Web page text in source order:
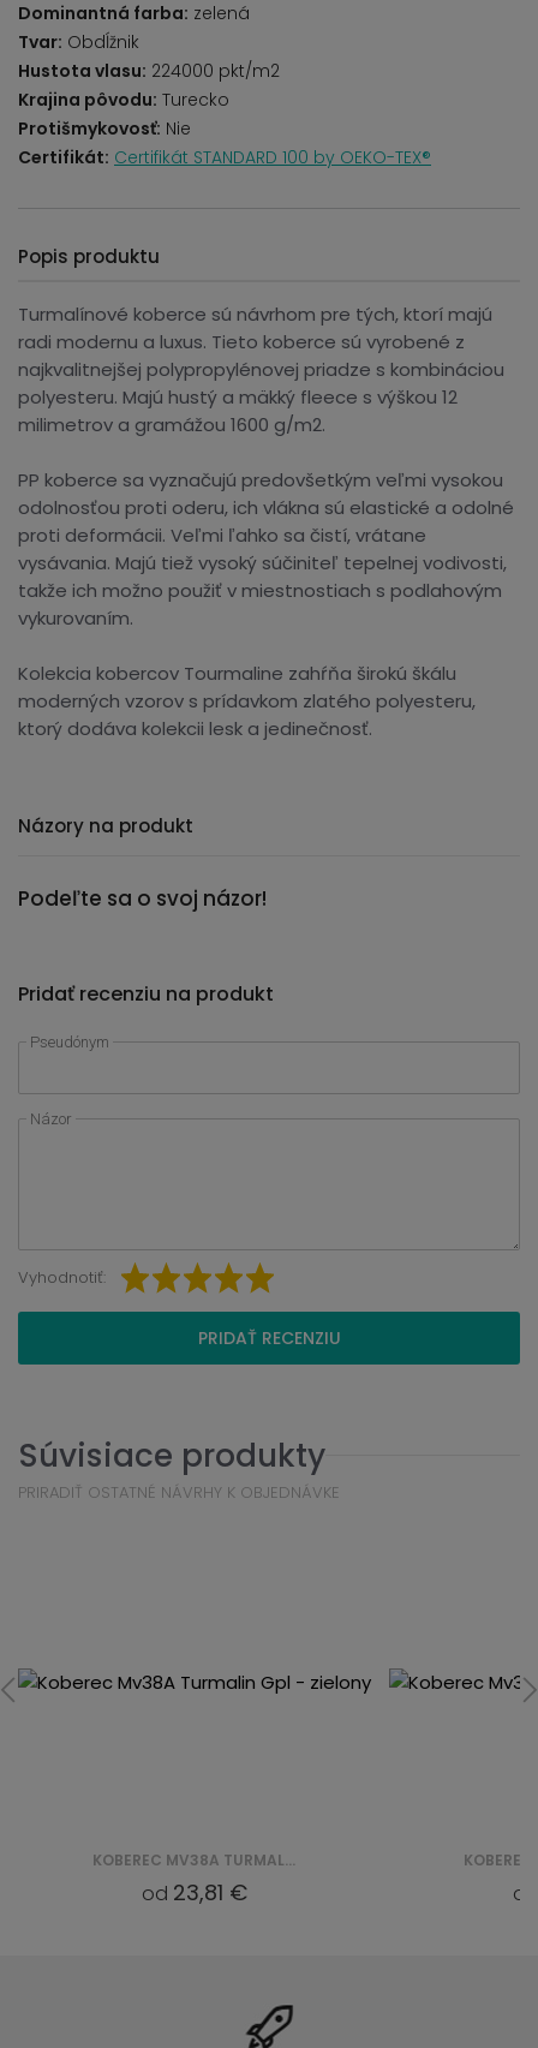
Dominantná farba: zelená
Tvar: Obdĺžnik
Hustota vlasu: 224000 pkt/m2
Krajina pôvodu: Turecko
Protišmykovosť: Nie
Certifikát: Certifikát STANDARD 100 by OEKO-TEX®
Popis produktu
Turmalínové koberce sú návrhom pre tých, ktorí majú
radi modernu a luxus. Tieto koberce sú vyrobené z
najkvalitnejšej polypropylénovej priadze s kombináciou
polyesteru. Majú hustý a mäkký fleece s výškou 12
milimetrov a gramážou 1600 g/m2.
PP koberce sa vyznačujú predovšetkým veľmi vysokou
odolnosťou proti oderu, ich vlákna sú elastické a odolné
proti deformácii. Veľmi ľahko sa čistí, vrátane
vysávania. Majú tiež vysoký súčiniteľ tepelnej vodivosti,
takže ich možno použiť v miestnostiach s podlahovým
vykurovaním.
Kolekcia kobercov Tourmaline zahŕňa širokú škálu
moderných vzorov s prídavkom zlatého polyesteru,
ktorý dodáva kolekcii lesk a jedinečnosť.
Názory na produkt
Podeľte sa o svoj názor!
Pridať recenziu na produkt
Pseudónym
Názor
Vyhodnotiť:
PRIDAŤ RECENZIU
Súvisiace produkty
PRIRADIŤ OSTATNÉ NÁVRHY K OBJEDNÁVKE
KOBEREC MV36A TURMALIN GPL - ZIELONY
od 23,81 €